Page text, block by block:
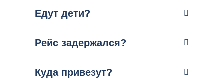
Едут дети?
Рейс задержался?
Куда привезут?